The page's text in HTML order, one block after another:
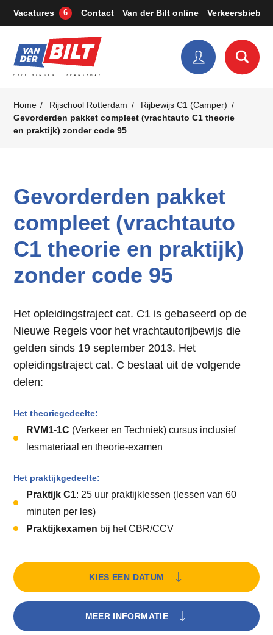
Vacatures 6 Contact Van der Bilt online Verkeersbieb
Home Rijschool Rotterdam
Rijbewijs C1 (Camper)
Gevorderden pakket compleet (vrachtauto C1 theorie
en praktijk) zonder code 95
Gevorderden pakket
compleet (vrachtauto
C1 theorie en praktijk)
zonder code 95
Het opleidingstraject cat. C1 is gebaseerd op de
Nieuwe Regels voor het vrachtautorijbewijs die
gelden sinds 19 september 2013. Het
opleidingstraject cat. C bestaat uit de volgende
delen:
Het theoriegedeelte:
RVM1-1C (Verkeer en Techniek) cursus inclusief
lesmateriaal en theorie-examen
Het praktijkgedeelte:
Praktijk C1: 25 uur praktijklessen (lessen van 60
minuten per les)
Praktijkexamen bij het CBR/CCV
KIES EEN DATUM
MEER INFORMATIE